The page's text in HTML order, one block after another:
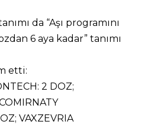
da “Aşı programını
6 aya kadar” tanımı
etti:
2 DOZ;
VAXZEVRIA